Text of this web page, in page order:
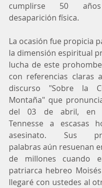
cumplirse 50
desaparición física.
La ocasión fue propicia
la dimensión espiritual
lucha de este
con referencias claras
discurso "Sobre la
Montaña" que
del 03 de abril, en
Tennesse a escasas
asesinato. Sus
palabras aún resuenan
de millones cuando
patriarca hebreo
llegaré con ustedes al